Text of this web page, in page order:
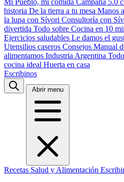
Mi Pueblo, mi comida Campaña 5.0
historia De la tierra a tu mesa Manos
la lupa con Sívori Consultoría con
divertida Todo sobre Cocina en 10
Ejercicios saludables Le damos el
Utensilios caseros Consejos Manual
alimentamos Industria Argentina
cocina ideal Huerta en casa
Escribinos
Abrir menu
Recetas Salud y Alimentación